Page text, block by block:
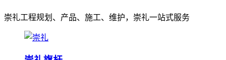
崇礼工程规划、产品、施工、维护，崇礼一站式服务